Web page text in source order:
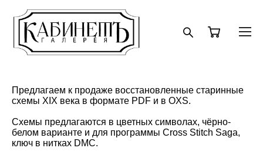
Предлагаем к продаже восстановленные старинные
схемы XIX века в формате PDF и в OXS.
Схемы предлагаются в цветных символах, чёрно-
белом варианте и для программы Cross Stitch Saga,
ключ в нитках DMC.